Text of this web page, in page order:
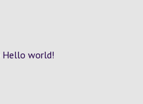
Hello world!